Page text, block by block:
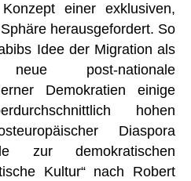
einer exklusiven,
herausgefordert. So
Idee der Migration als
post-nationale
Demokratien einige
hohen
Diaspora
zur demokratischen
Kultur“ nach Robert